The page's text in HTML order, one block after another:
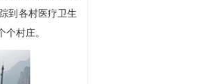
到各村医疗卫生
村庄。